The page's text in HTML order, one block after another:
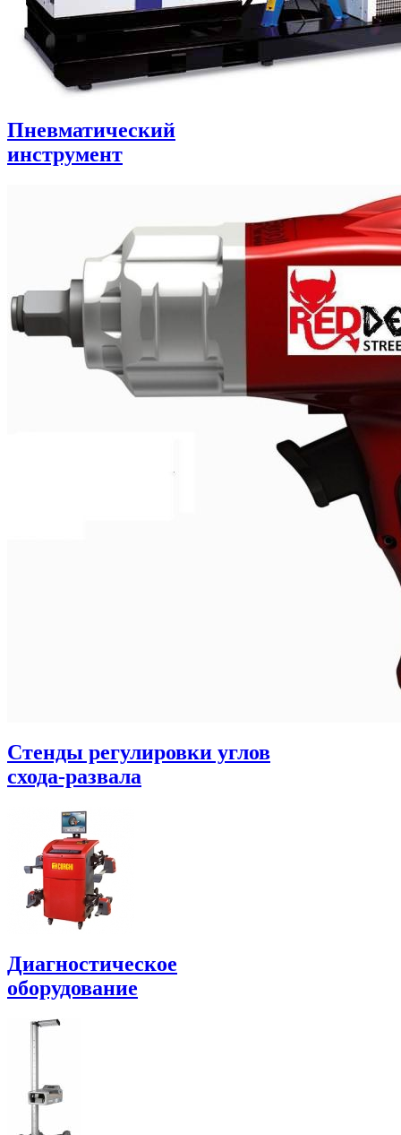
Пневматический
инструмент
Стенды регулировки углов
схода-развала
Диагностическое
оборудование